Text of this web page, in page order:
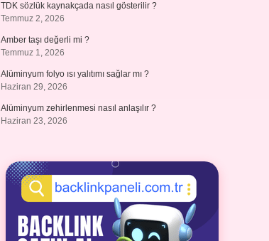
TDK sözlük kaynakçada nasıl gösterilir ?
Temmuz 2, 2026
Amber taşı değerli mi ?
Temmuz 1, 2026
Alüminyum folyo ısı yalıtımı sağlar mı ?
Haziran 29, 2026
Alüminyum zehirlenmesi nasıl anlaşılır ?
Haziran 23, 2026